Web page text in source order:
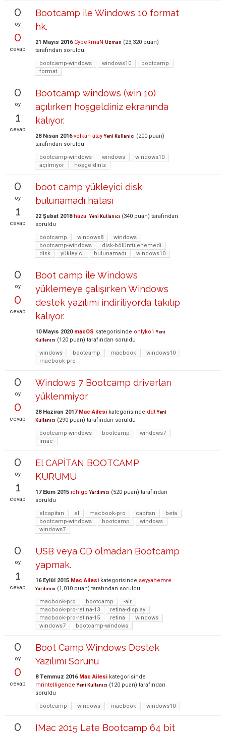
0
oy
0
cevap
Bootcamp ile Windows 10 format
hk.
21 Mayıs 2016 CybeRmaN Uzman (23,320 puan)
tarafından soruldu
bootcamp-windows
windows10
bootcamp
format
0
oy
1
cevap
Bootcamp windows (win 10)
açılırken hoşgeldiniz ekranında
kalıyor.
28 Nisan 2016 volkan atay Yeni Kullanıcı (200 puan)
tarafından soruldu
bootcamp-windows
windows
windows10
açılmıyor
hoşgeldiniz
0
oy
1
cevap
boot camp yükleyici disk
bulunamadı hatası
22 Şubat 2018 hazal Yeni Kullanıcı (340 puan) tarafından
soruldu
bootcamp
windows8
windows
bootcamp-windows
disk-bölüntülenemedi
disk
yükleyici bulunamadı windows10
0
oy
0
cevap
Boot camp ile Windows
yüklemeye çalışırken Windows
destek yazılımı indiriliyorda takılıp
kalıyor.
10 Mayıs 2020 macOS kategorisinde onlyko1 Yeni
Kullanıcı (120 puan) tarafından soruldu
windows
bootcamp macbook
windows10
macbook-pro
0
oy
0
cevap
Windows 7 Bootcamp driverları
yüklenmiyor.
28 Haziran 2017 Mac Ailesi kategorisinde ddt Yeni
Kullanıcı (290 puan) tarafından soruldu
bootcamp-windows
bootcamp
windows7
imac
0
oy
1
cevap
El CAPİTAN BOOTCAMP
KURUMU
17 Ekim 2015 ichigo Yardımcı (520 puan) tarafından
soruldu
elcapitan
el macbook-pro capitan
beta
bootcamp-windows
bootcamp
windows
windows7
0
oy
1
cevap
USB veya CD olmadan Bootcamp
yapmak.
16 Eylül 2015 Mac Ailesi kategorisinde seyyahemre
Yardımcı (1,010 puan) tarafından soruldu
macbook-pro
bootcamp
-air
macbook-pro-retina-13
retina-display
macbook-pro-retina-15
retina
windows
windows7
bootcamp-windows
0
oy
0
cevap
Boot Camp Windows Destek
Yazılımı Sorunu
8 Temmuz 2016 Mac Ailesi kategorisinde
mrintelligence Yeni Kullanıcı (120 puan) tarafından
soruldu
bootcamp
windows macbook windows10
0
IMac 2015 Late Bootcamp 64 bit